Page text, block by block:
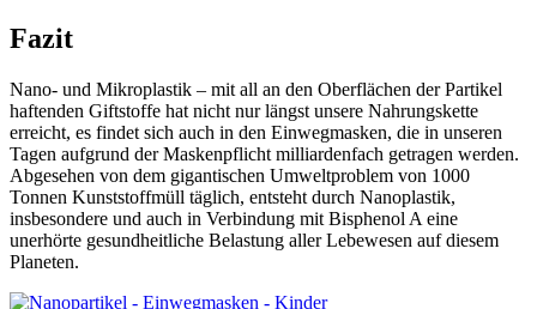
Fazit
Nano- und Mikroplastik – mit all an den Oberflächen der Partikel
haftenden Giftstoffe hat nicht nur längst unsere Nahrungskette
erreicht, es findet sich auch in den Einwegmasken, die in unseren
Tagen aufgrund der Maskenpflicht milliardenfach getragen werden.
Abgesehen von dem gigantischen Umweltproblem von 1000
Tonnen Kunststoffmüll täglich, entsteht durch Nanoplastik,
insbesondere und auch in Verbindung mit Bisphenol A eine
unerhörte gesundheitliche Belastung aller Lebewesen auf diesem
Planeten.